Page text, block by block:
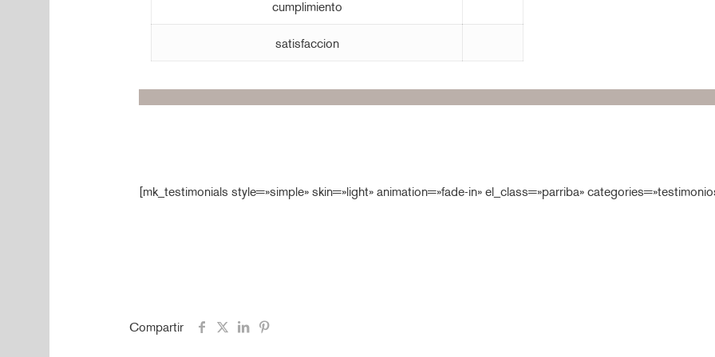
cumplimiento
satisfaccion
[mk_testimonials style=»simple» skin=»light» animation=»fade-in» el_class=»parriba»
Compartir